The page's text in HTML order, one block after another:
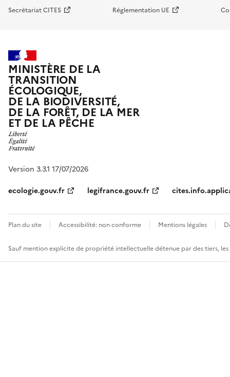
Secrétariat CITES Réglementation UE
MINISTÈRE DE LA
TRANSITION
ÉCOLOGIQUE,
DE LA BIODIVERSITÉ,
DE LA FORÊT, DE LA MER
ET DE LA PÊCHE
Version 3.3.1 17/07/2026
ecologie.gouv.fr
legifrance.gouv.fr
Plan du site Accessibilité: non conforme Mentions légales
Sauf mention explicite de propriété intellectuelle détenue par des tiers,